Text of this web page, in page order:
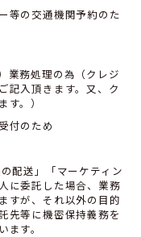
等の交通機関予約のた
業務処理の為（クレジ
記入頂きます。又、ク
。）
付のため
配送」「マーケティン
に委託した場合、業務
すが、それ以外の目的
先等に機密保持義務を
す。